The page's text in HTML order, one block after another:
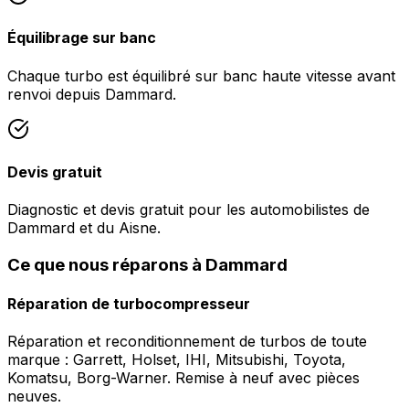
Équilibrage sur banc
Chaque turbo est équilibré sur banc haute vitesse avant
renvoi depuis Dammard.
Devis gratuit
Diagnostic et devis gratuit pour les automobilistes de
Dammard et du Aisne.
Ce que nous réparons à Dammard
Réparation de turbocompresseur
Réparation et reconditionnement de turbos de toute
marque : Garrett, Holset, IHI, Mitsubishi, Toyota,
Komatsu, Borg-Warner. Remise à neuf avec pièces
neuves.